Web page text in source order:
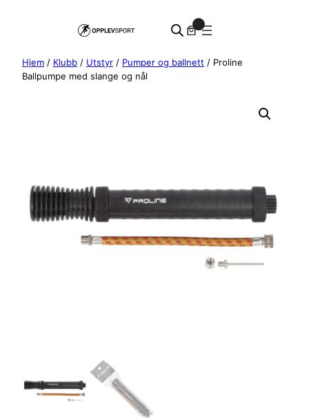
Hjem / Klubb / Utstyr / Pumper og ballnett / Proline
Ballpumpe med slange og nål